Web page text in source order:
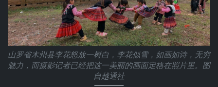
山罗省木州县李花怒放一树白，李花似雪，如画如诗，无穷
魅力，而摄影记者已经把这一美丽的画面定格在照片里。图
自越通社